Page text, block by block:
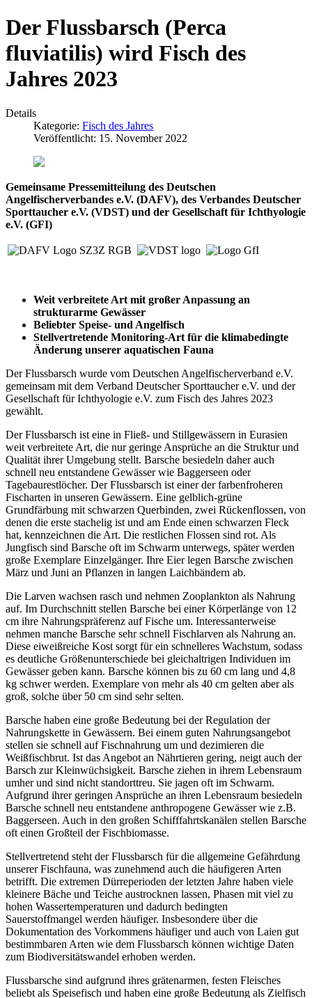
Der Flussbarsch (Perca
fluviatilis) wird Fisch des
Jahres 2023
Details
Kategorie: Fisch des Jahres
Veröffentlicht: 15. November 2022
Gemeinsame Pressemitteilung des Deutschen
Angelfischerverbandes e.V. (DAFV), des Verbandes Deutscher
Sporttaucher e.V. (VDST) und der Gesellschaft für Ichthyologie
e.V. (GFI)
Weit verbreitete Art mit großer Anpassung an
strukturarme Gewässer
Beliebter Speise- und Angelfisch
Stellvertretende Monitoring-Art für die klimabedingte
Änderung unserer aquatischen Fauna
Der Flussbarsch wurde vom Deutschen Angelfischerverband e.V.
gemeinsam mit dem Verband Deutscher Sporttaucher e.V. und der
Gesellschaft für Ichthyologie e.V. zum Fisch des Jahres 2023
gewählt.
Der Flussbarsch ist eine in Fließ- und Stillgewässern in Eurasien
weit verbreitete Art, die nur geringe Ansprüche an die Struktur und
Qualität ihrer Umgebung stellt. Barsche besiedeln daher auch
schnell neu entstandene Gewässer wie Baggerseen oder
Tagebaurestlöcher. Der Flussbarsch ist einer der farbenfroheren
Fischarten in unseren Gewässern. Eine gelblich-grüne
Grundfärbung mit schwarzen Querbinden, zwei Rückenflossen, von
denen die erste stachelig ist und am Ende einen schwarzen Fleck
hat, kennzeichnen die Art. Die restlichen Flossen sind rot. Als
Jungfisch sind Barsche oft im Schwarm unterwegs, später werden
große Exemplare Einzelgänger. Ihre Eier legen Barsche zwischen
März und Juni an Pflanzen in langen Laichbändern ab.
Die Larven wachsen rasch und nehmen Zooplankton als Nahrung
auf. Im Durchschnitt stellen Barsche bei einer Körperlänge von 12
cm ihre Nahrungspräferenz auf Fische um. Interessanterweise
nehmen manche Barsche sehr schnell Fischlarven als Nahrung an.
Diese eiweißreiche Kost sorgt für ein schnelleres Wachstum, sodass
es deutliche Größenunterschiede bei gleichaltrigen Individuen im
Gewässer geben kann. Barsche können bis zu 60 cm lang und 4,8
kg schwer werden. Exemplare von mehr als 40 cm gelten aber als
groß, solche über 50 cm sind sehr selten.
Barsche haben eine große Bedeutung bei der Regulation der
Nahrungskette in Gewässern. Bei einem guten Nahrungsangebot
stellen sie schnell auf Fischnahrung um und dezimieren die
Weißfischbrut. Ist das Angebot an Nährtieren gering, neigt auch der
Barsch zur Kleinwüchsigkeit. Barsche ziehen in ihrem Lebensraum
umher und sind nicht standorttreu. Sie jagen oft im Schwarm.
Aufgrund ihrer geringen Ansprüche an ihren Lebensraum besiedeln
Barsche schnell neu entstandene anthropogene Gewässer wie z.B.
Baggerseen. Auch in den großen Schifffahrtskanälen stellen Barsche
oft einen Großteil der Fischbiomasse.
Stellvertretend steht der Flussbarsch für die allgemeine Gefährdung
unserer Fischfauna, was zunehmend auch die häufigeren Arten
betrifft. Die extremen Dürreperioden der letzten Jahre haben viele
kleinere Bäche und Teiche austrocknen lassen, Phasen mit viel zu
hohen Wassertemperaturen und dadurch bedingten
Sauerstoffmangel werden häufiger. Insbesondere über die
Dokumentation des Vorkommens häufiger und auch von Laien gut
bestimmbaren Arten wie dem Flussbarsch können wichtige Daten
zum Biodiversitätswandel erhoben werden.
Flussbarsche sind aufgrund ihres grätenarmen, festen Fleisches
beliebt als Speisefisch und haben eine große Bedeutung als Zielfisch